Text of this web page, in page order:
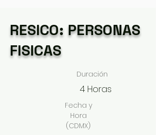
RESICO: PERSONAS
FISICAS
Duración
4 Horas
Fecha y
Hora
(CDMX)